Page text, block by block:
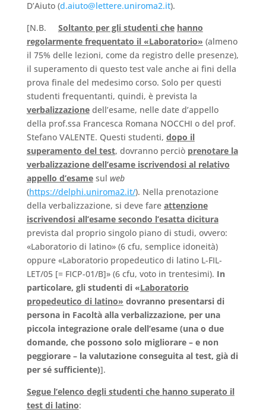
D’Aiuto (d.aiuto@lettere.uniroma2.it).
[N.B. Soltanto per gli studenti che hanno
regolarmente frequentato il «Laboratorio» (almeno
il 75% delle lezioni, come da registro delle presenze),
il superamento di questo test vale anche ai fini della
prova finale del medesimo corso. Solo per questi
studenti frequentanti, quindi, è prevista la
verbalizzazionedell’esame, nelle date d’appello
della prof.ssa Francesca Romana NOCCHI o del prof.
Stefano VALENTE. Questi studenti, dopo il
superamento del test, dovranno perciò prenotare la
verbalizzazione dell’esame iscrivendosi al relativo
appello d’esamesul web
(https://delphi.uniroma2.it/). Nella prenotazione
della verbalizzazione, si deve fare attenzione
iscrivendosi all’esame secondo l’esatta dicitura
prevista dal proprio singolo piano di studi, ovvero:
«Laboratorio di latino» (6 cfu, semplice idoneità)
oppure «Laboratorio propedeutico di latino L-FIL-
LET/05 [= FICP-01/B]» (6 cfu, voto in trentesimi). In
particolare, gli studenti di «Laboratorio
propedeutico di latino» dovranno presentarsi di
persona in Facoltà alla verbalizzazione, per una
piccola integrazione orale dell’esame (una o due
domande, che possono solo migliorare – e non
peggiorare – la valutazione conseguita al test, già di
per sé sufficiente)].
Segue l’elenco degli studenti che hanno superato il
test di latino: